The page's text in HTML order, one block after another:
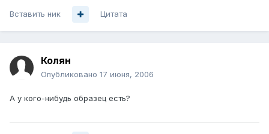
Вставить ник Цитата
Колян
Опубликовано 17 июня, 2006
А у кого-нибудь образец есть?